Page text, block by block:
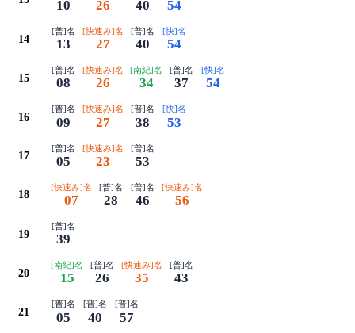
10 26 40 54
14
[普]名
13
[快速み]名
27
[普]名
40
[快]名
54
15
[普]名
08
[快速み]名
26
[南紀]名
34
[普]名
37
[快]名
54
16
[普]名
09
[快速み]名
27
[普]名
38
[快]名
53
17
[普]名
05
[快速み]名
23
[普]名
53
18
[快速み]名
07
[普]名
28
[普]名
46
[快速み]名
56
19
[普]名
39
20
[南紀]名
15
[普]名
26
[快速み]名
35
[普]名
43
21
[普]名
05
[普]名
40
[普]名
57